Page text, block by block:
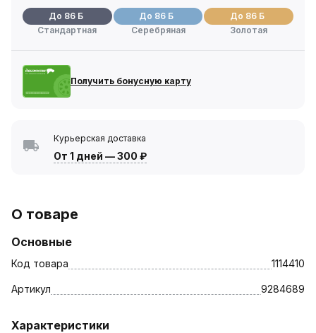
До 86 Б
Стандартная
До 86 Б
Серебряная
До 86 Б
Золотая
Получить бонусную карту
Курьерская доставка
От 1 дней —300 ₽
О товаре
Основные
Код товара 1114410
Артикул 9284689
Характеристики